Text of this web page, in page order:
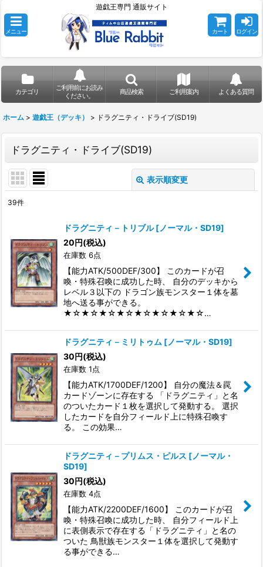
遊戯王専門 通販サイト
メニュー カート ログイン
カテゴリ
ご利用前にお読み
ください。
商品検索 ご利用案内 よくある質問
ホーム > 遊戯王（デッキ） > ドラグニティ・ドライブ(SD19)
ドラグニティ・ドライブ(SD19)
表示順変更
在庫あり
並び順:
絞り込む
39件
ドラグニティ－トリブル [ノーマル・SD19]
20円(税込)
在庫数 6点
【能力ATK/500DEF/300】 このカードが召
喚・特殊召喚に成功した時、 自分のデッキから
レベル３以下の ドラゴン族モンスター１体を墓
地へ送る事ができる。
★☆★☆★☆★☆★☆★☆★☆★☆…
ドラグニティ－ミリトゥム [ノーマル・SD19]
30円(税込)
在庫数 1点
【能力ATK/1700DEF/1200】 自分の魔法＆罠
カードゾーンに存在する 「ドラグニティ」と名
のついたカード１枚を選択して発動する。 選択
したカードを自分フィールド上に特殊召喚す
る。 この効果…
ドラグニティ－プリムス・ピルス [ノーマル・
SD19]
30円(税込)
在庫数 4点
【能力ATK/2200DEF/1600】 このカードが召
喚・特殊召喚に成功した時、 自分フィールド上
に表側表示で存在する「ドラグニティ」と名の
ついた 鳥獣族モンスター１体を選択して発動す
る事ができる…